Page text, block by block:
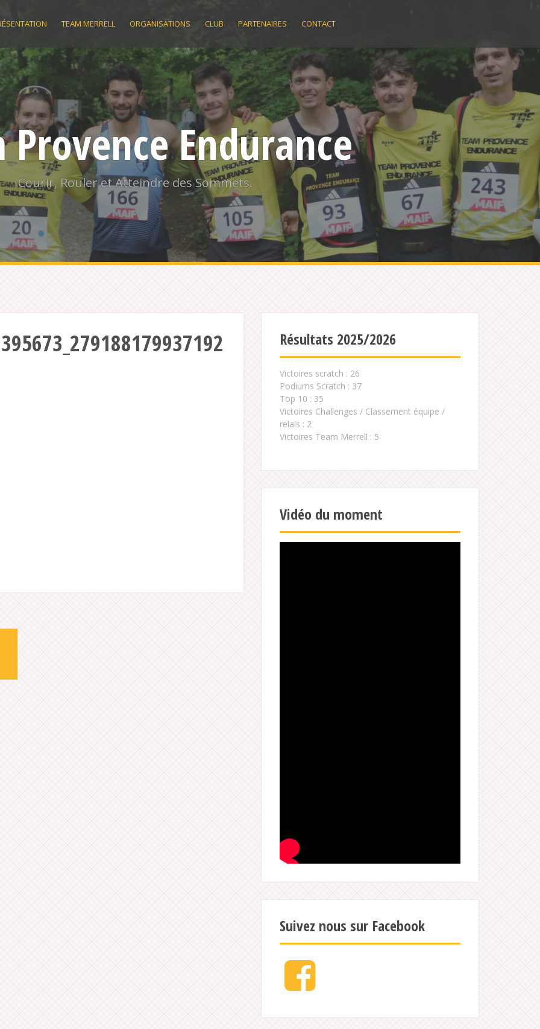
TEAM MERRELL ORGANISATIONS CLUB PARTENAIRES CONTACT
Provence Endurance
Courir, Rouler et Atteindre des Sommets.
Résultats 2025/2026
Victoires scratch : 26
Podiums Scratch : 37
Top 10 : 35
Victoires Challenges / Classement équipe /
relais : 2
Victoires Team Merrell : 5
Vidéo du moment
Suivez nous sur Facebook
Facebook